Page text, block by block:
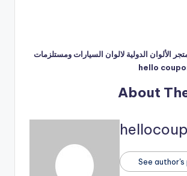
الألوان الدولية لالوان السيارات ومستلزمات
About
See author's